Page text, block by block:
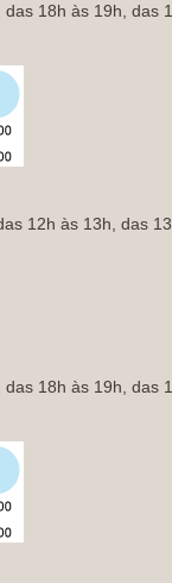
18h às 19h, das
12h às 13h, das
18h às 19h, das